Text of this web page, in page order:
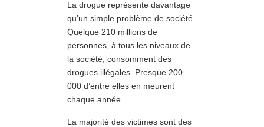
La drogue représente davantage
qu’un simple problème de société.
Quelque 210 millions de
personnes, à tous les niveaux de
la société, consomment des
drogues illégales. Presque 200
000 d’entre elles en meurent
chaque année.
La majorité des victimes sont des